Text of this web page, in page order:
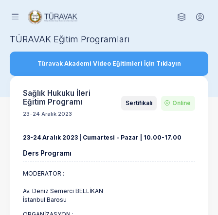
TÜRAVAK Eğitim Programları
Türavak Akademi Video Eğitimleri İçin Tıklayın
Sağlık Hukuku İleri
Eğitim Programı
23-24 Aralık 2023
Sertifikalı Online
23-24 Aralık 2023 | Cumartesi - Pazar | 10.00-17.00
Ders Programı
MODERATÖR :
Av. Deniz Semerci BELLİKAN
İstanbul Barosu